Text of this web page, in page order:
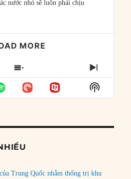
nước nhỏ sẽ luôn phải chịu
MORE
SHOW
EPISODES
LIST
NEXT
Show
Podcast
Trung Quốc nhằm thống trị khu